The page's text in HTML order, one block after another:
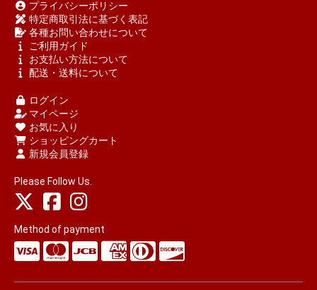
プライバシーポリシー
特定商取引法に基づく表記
各種お問い合わせについて
ご利用ガイド
お支払い方法について
配送・送料について
ログイン
マイページ
お気に入り
ショッピングカート
新規会員登録
Please Follow Us.
Method of payment